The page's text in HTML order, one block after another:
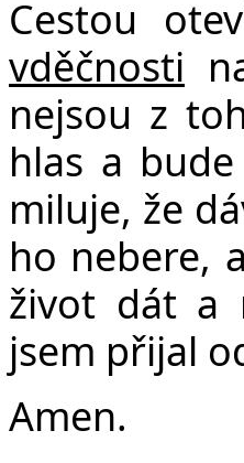
Cestou
vděčnosti
nejsou z
hlas a
miluje, že
ho nebere,
život dát a
jsem přijal
Amen.